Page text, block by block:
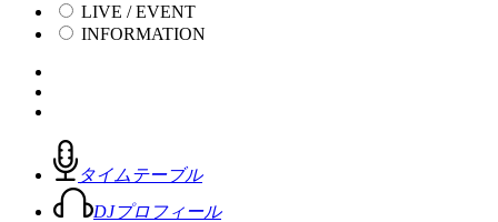
LIVE / EVENT
INFORMATION
タイムテーブル
DJプロフィール